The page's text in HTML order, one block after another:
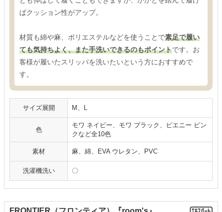
ばクッション性がアップ。
材質も綿や麻、ポリエステルなどを使うことで素足で履い
ても気持ちよく、また手洗いできるのもポイントです。お
客様が履いたスリッパを洗いたいという方におすすめで
す。
サイズ展開 M、L
色
モワ ネイビー、モワ ブラック、ピエニー ピン
クなど全10色
素材 麻、綿、EVA ウレタン、PVC
洗濯機洗い 〇